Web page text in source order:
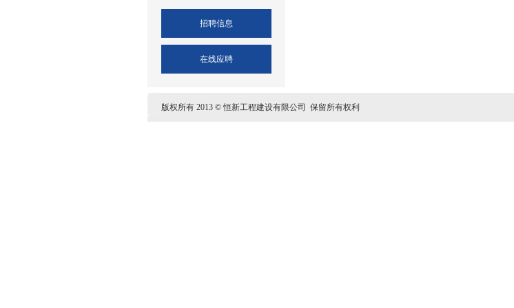
招聘信息
在线应聘
版权所有 2013 © 恒新工程建设有限公司 保留所有权利